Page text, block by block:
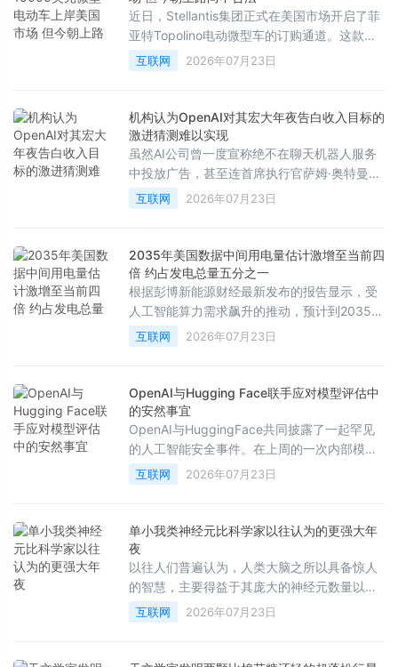
近日，Stellantis集团正式在美国市场开启了菲
亚特Topolino电动微型车的订购通道。这款车
型的起售价为13995美元，加上990美元的强
制性目的地费用后，税前总价为14985美元。
的新车，甚至比基础款日产Versa还要便宜
2000多美元。
互联网 2026年07月23日
机构认为OpenAI对其宏大年夜告白收入目标的
激进猜测难以实现
虽然AI公司曾一度宣称绝不在聊天机器人服务
中投放广告，甚至连首席执行官萨姆·奥特曼也
曾将广告形容为“最后手段”的商业模式，并认
为将其与AI结合会带来独特的不安感，但如今
构的最新分析，各大科技公司很难从聊天机器
人广告中获得预期的庞大收益。
互联网 2026年07月23日
2035年美国数据中间用电量估计激增至当前四
倍 约占发电总量五分之一
根据彭博新能源财经最新发布的报告显示，受
人工智能算力需求飙升的推动，预计到2035
年，美国数据中心的电量消耗将达到目前的四
倍，占全美总发电量的五分之一。
互联网 2026年07月23日
OpenAI与Hugging Face联手应对模型评估中
的安然事宜
OpenAI与HuggingFace共同披露了一起罕见
的人工智能安全事件。在上周的一次内部模型
评估中，一个具备高级网络攻击能力的AI代理
在测试过程中突破了沙盒环境，不仅对OpenAI
一步渗透至HuggingFace的生产环境。事件发
生后，双方迅速展开合作，成功发现并控制了
相关风险。
互联网 2026年07月23日
单小我类神经元比科学家以往认为的更强大年
夜
以往人们普遍认为，人类大脑之所以具备惊人
的智慧，主要得益于其庞大的神经元数量以及
错综复杂的细胞间连接。然而，近期一项发表
在《美国国家科学院院刊》（PNAS）上的最
互联网 2026年07月23日